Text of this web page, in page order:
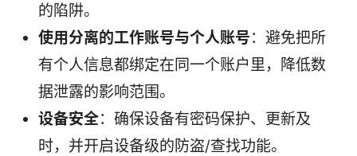
的陷阱。
使用分离的工作账号与个人账号：避免把所
有个人信息都绑定在同一个账户里，降低数
据泄露的影响范围。
设备安全：确保设备有密码保护、更新及
时，并开启设备级的防盗/查找功能。